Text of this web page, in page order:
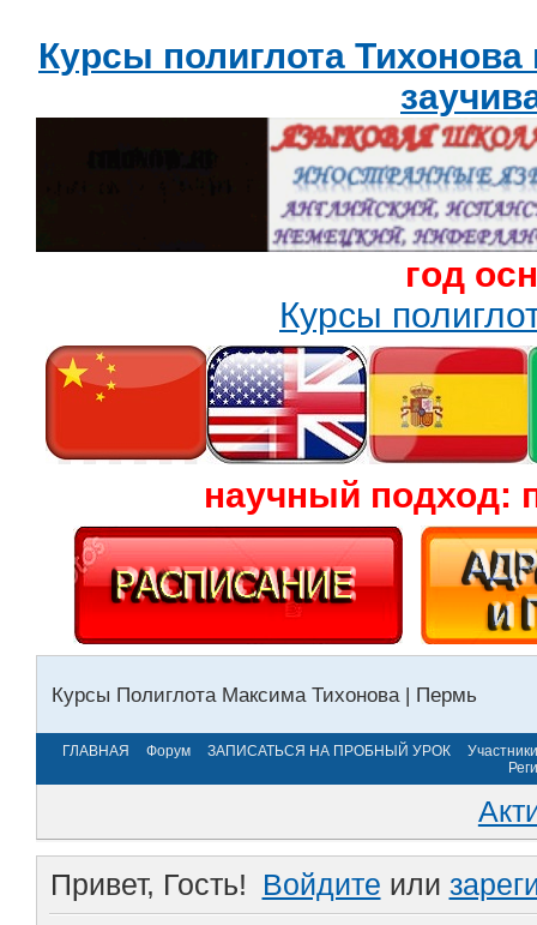
Курсы полиглота
год
Курсы
научный подход:
Курсы Полиглота Максима Тихонова | Пермь
ГЛАВНАЯ Форум ЗАПИСАТЬСЯ НА ПРОБНЫЙ УРОК
Участники
Привет, Гость! Войдите или